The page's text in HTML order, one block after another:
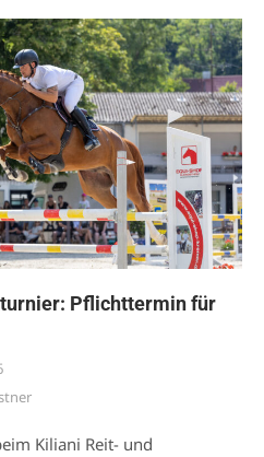
Pflichttermin für
Kiliani Reit- und